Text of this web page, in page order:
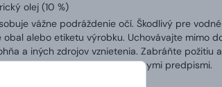
olej (10 %)
vážne podráždenie očí. Škodlivý pre
alebo etiketu výrobku. Uchovávajte mimo
a iných zdrojov vznietenia. Zabráňte požitiu
zlikvidujte v súlade s miestnymi predpismi.